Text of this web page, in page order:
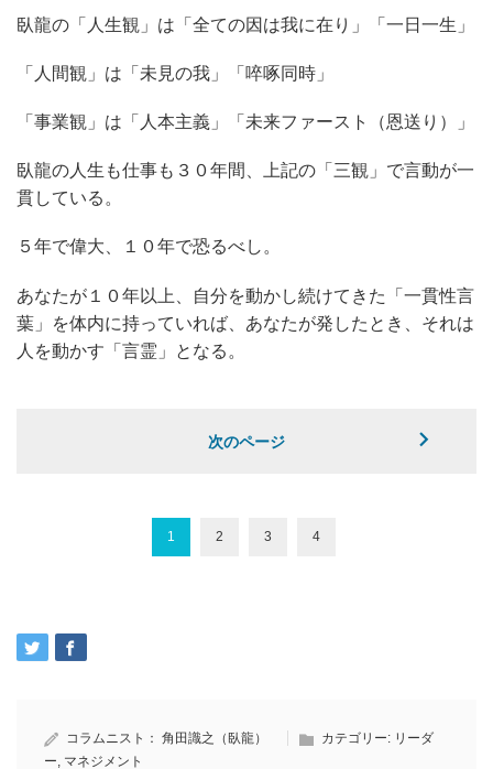
臥龍の「人生観」は「全ての因は我に在り」「一日一生」
「人間観」は「未見の我」「啐啄同時」
「事業観」は「人本主義」「未来ファースト（恩送り）」
臥龍の人生も仕事も３０年間、上記の「三観」で言動が一
貫している。
５年で偉大、１０年で恐るべし。
あなたが１０年以上、自分を動かし続けてきた「一貫性言
葉」を体内に持っていれば、あなたが発したとき、それは
人を動かす「言霊」となる。
次のページ
1 2 3 4
コラムニスト： 角田識之（臥龍） カテゴリー: リーダ
ー マネジメント